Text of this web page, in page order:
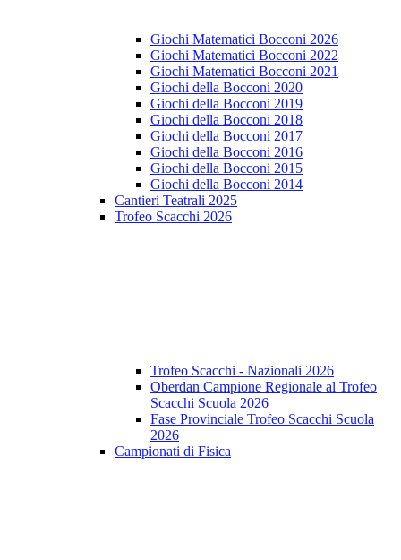
Giochi Matematici Bocconi 2026
Giochi Matematici Bocconi 2022
Giochi Matematici Bocconi 2021
Giochi della Bocconi 2020
Giochi della Bocconi 2019
Giochi della Bocconi 2018
Giochi della Bocconi 2017
Giochi della Bocconi 2016
Giochi della Bocconi 2015
Giochi della Bocconi 2014
Cantieri Teatrali 2025
Trofeo Scacchi 2026
Trofeo Scacchi - Nazionali 2026
Oberdan Campione Regionale al Trofeo
Scacchi Scuola 2026
Fase Provinciale Trofeo Scacchi Scuola
2026
Campionati di Fisica